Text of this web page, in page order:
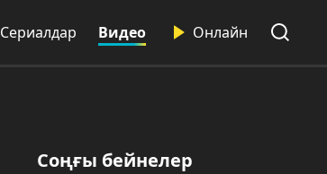
Сериалдар Видео Онлайн
Соңғы бейнелер